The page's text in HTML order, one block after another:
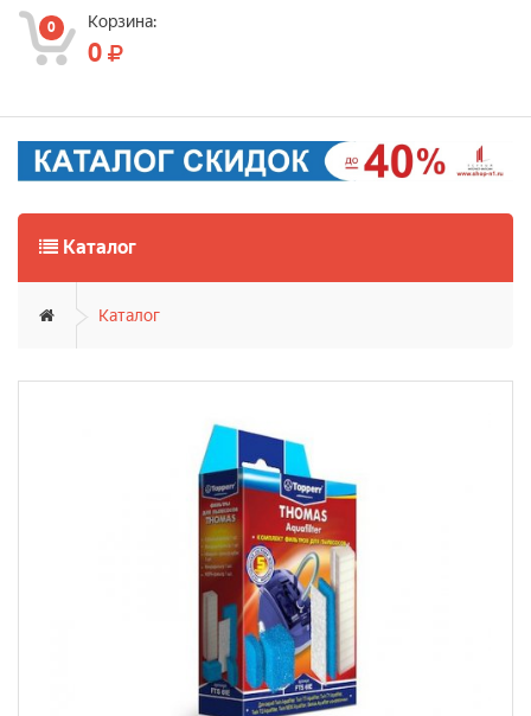
0 Корзина:
0
Каталог
Каталог